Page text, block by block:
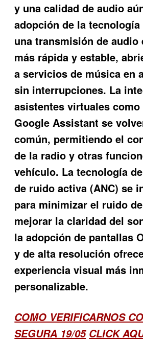
y una calidad de audio
adopción de la
una transmisión de audio
más rápida y estable,
a servicios de música en
sin interrupciones. La
asistentes virtuales como
Google Assistant se
común, permitiendo el
de la radio y otras
vehículo. La tecnología
de ruido activa (ANC) se
para minimizar el ruido
mejorar la claridad del
la adopción de pantallas
y de alta resolución
experiencia visual más
personalizable.
COMO VERIFICARNOS
SEGURA 19/05 CLICK